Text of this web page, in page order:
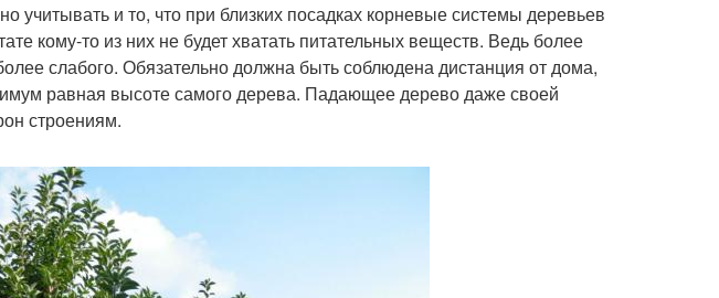
учитывать и то, что при близких посадках корневые системы деревьев
кому-то из них не будет хватать питательных веществ. Ведь более
слабого. Обязательно должна быть соблюдена дистанция от дома,
равная высоте самого дерева. Падающее дерево даже своей
строениям.